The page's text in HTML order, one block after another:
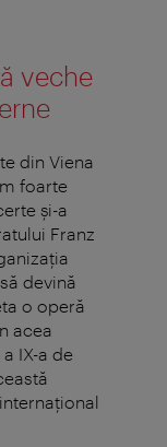
veche
din Viena
foarte
şi-a
Franz
devină
o operă
acea
IX-a de